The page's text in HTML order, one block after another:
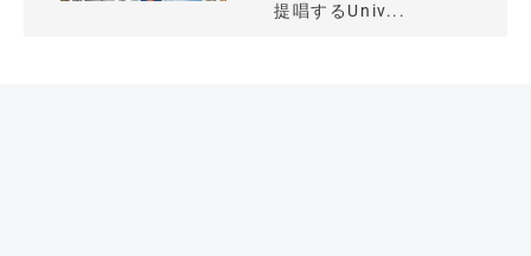
提唱するUniv...